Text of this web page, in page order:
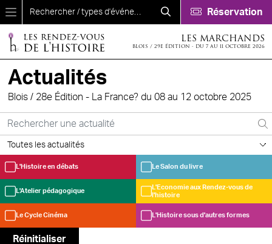
Aller au contenu principal
Réservation
LES MARCHANDS
BLOIS / 29E ÉDITION - DU 7 AU 11 OCTOBRE 2026
Actualités
Blois / 28e Édition - La France? du 08 au 12 octobre 2025
L'Histoire en débats Le Salon du livre
L'Atelier pédagogique
L'Economie aux Rendez-vous de
l'histoire
Le Cycle Cinéma L'Histoire sous d'autres formes